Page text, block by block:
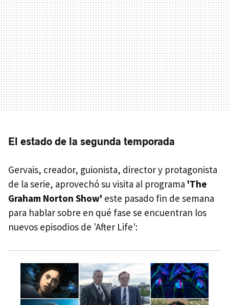
El estado de la segunda temporada
Gervais, creador, guionista, director y protagonista
de la serie, aprovechó su visita al programa 'The
Graham Norton Show' este pasado fin de semana
para hablar sobre en qué fase se encuentran los
nuevos episodios de 'After Life':